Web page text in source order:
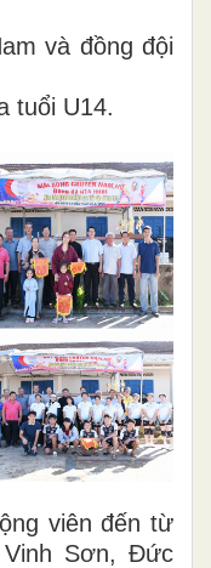
và đồng đội
tuổi U14.
viên đến từ
Sơn, Đức